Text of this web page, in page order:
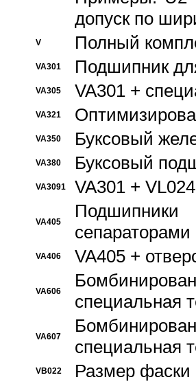
допуск по
V Полный
VA301 Подшипник
VA305 VA301 +
VA321
VA350 Буксовый
VA380 Буксовый
VA3091 VA301 +
VA405
Подшипники
сепараторами
VA406 VA405 +
VA606
специальная
VA607
специальная
VB022 Размер фаски